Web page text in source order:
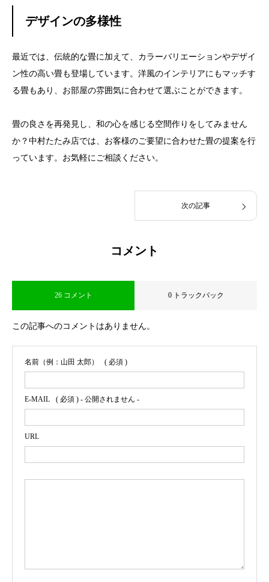
デザインの多様性
最近では、伝統的な畳に加えて、カラーバリエーションやデザイ
ン性の高い畳も登場しています。洋風のインテリアにもマッチす
る畳もあり、お部屋の雰囲気に合わせて選ぶことができます。
畳の良さを再発見し、和の心を感じる空間作りをしてみません
か？中村たたみ店では、お客様のご要望に合わせた畳の提案を行
っています。お気軽にご相談ください。
次の記事
コメント
26 コメント 0 トラックバック
この記事へのコメントはありません。
名前（例：山田 太郎） ( 必須 )
E-MAIL ( 必須 ) - 公開されません -
URL